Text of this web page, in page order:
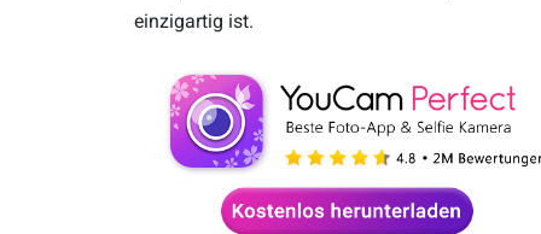
einzigartig ist.